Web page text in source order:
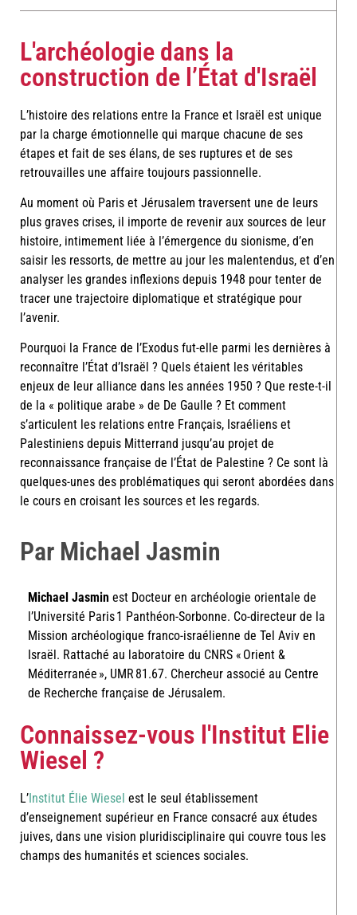
L'archéologie dans la
construction de l’État d'Israël
L’histoire des relations entre la France et Israël est unique
par la charge émotionnelle qui marque chacune de ses
étapes et fait de ses élans, de ses ruptures et de ses
retrouvailles une affaire toujours passionnelle.
Au moment où Paris et Jérusalem traversent une de leurs
plus graves crises, il importe de revenir aux sources de leur
histoire, intimement liée à l’émergence du sionisme, d’en
saisir les ressorts, de mettre au jour les malentendus, et d’en
analyser les grandes inflexions depuis 1948 pour tenter de
tracer une trajectoire diplomatique et stratégique pour
l’avenir.
Pourquoi la France de l’Exodus fut-elle parmi les dernières à
reconnaître l’État d’Israël ? Quels étaient les véritables
enjeux de leur alliance dans les années 1950 ? Que reste-t-il
de la « politique arabe » de De Gaulle ? Et comment
s’articulent les relations entre Français, Israéliens et
Palestiniens depuis Mitterrand jusqu’au projet de
reconnaissance française de l’État de Palestine ? Ce sont là
quelques-unes des problématiques qui seront abordées dans
le cours en croisant les sources et les regards.
Par Michael Jasmin
Michael Jasmin est Docteur en archéologie orientale de
l’Université Paris 1 Panthéon-Sorbonne. Co-directeur de la
Mission archéologique franco-israélienne de Tel Aviv en
Israël. Rattaché au laboratoire du CNRS « Orient &
Méditerranée », UMR 81.67. Chercheur associé au Centre
de Recherche française de Jérusalem.
Connaissez-vous l'Institut Elie
Wiesel ?​
L’Institut Élie Wiesel est le seul établissement
d’enseignement supérieur en France consacré aux études
juives, dans une vision pluridisciplinaire qui couvre tous les
champs des humanités et sciences sociales.